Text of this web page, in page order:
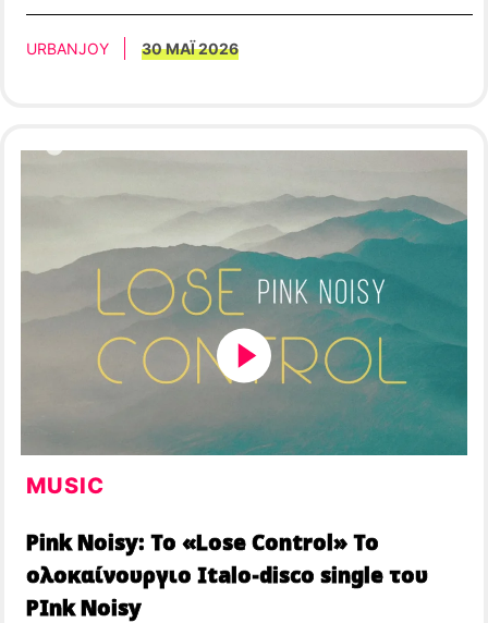
URBANJOY 30 ΜΑΪ 2026
MUSIC
Pink Noisy: Το «Lose Control» Το
ολοκαίνουργιο Italo-disco single του
PInk Noisy